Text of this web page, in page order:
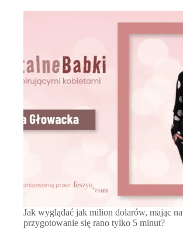
Jak wyglądać jak milion dolarów, mając na
przygotowanie się rano tylko 5 minut?